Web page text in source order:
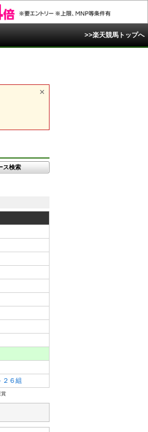
>>楽天競馬トップへ
ス検索
６組
賞